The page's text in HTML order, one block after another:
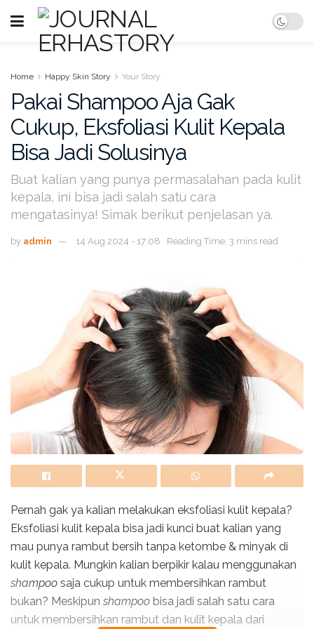
Home Happy Skin Story Your Story
Pakai Shampoo Aja Gak
Cukup, Eksfoliasi Kulit Kepala
Bisa Jadi Solusinya
Buat kalian yang punya permasalahan pada kulit
kepala, ini bisa jadi salah satu cara
mengatasinya! Simak berikut penjelasan ya.
by admin 14 Aug 2024 - 17:08 Reading Time: 3 mins read
Pernah gak ya kalian melakukan eksfoliasi kulit kepala?
Eksfoliasi kulit kepala bisa jadi kunci buat kalian yang
mau punya rambut bersih tanpa ketombe & minyak di
kulit kepala. Mungkin kalian berpikir kalau menggunakan
shampoo saja cukup untuk membersihkan rambut
bukan? Meskipun shampoo bisa jadi salah satu cara
untuk membersihkan rambut dan kulit kepala dari